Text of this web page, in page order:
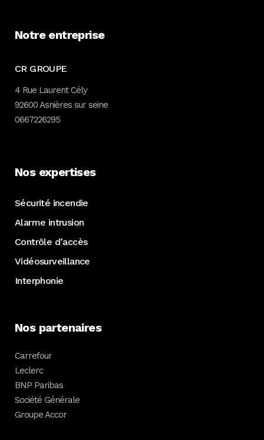
Notre entreprise
CR GROUPE
4 Rue Laurent Cély
92600 Asnières sur seine
0667226295
Nos expertises
Sécurité incendie
Alarme intrusion
Contrôle d’accès
Vidéosurveillance
Interphonie
Nos partenaires
Carrefour
Leclerc
BNP Paribas
Société Générale
Groupe Accor